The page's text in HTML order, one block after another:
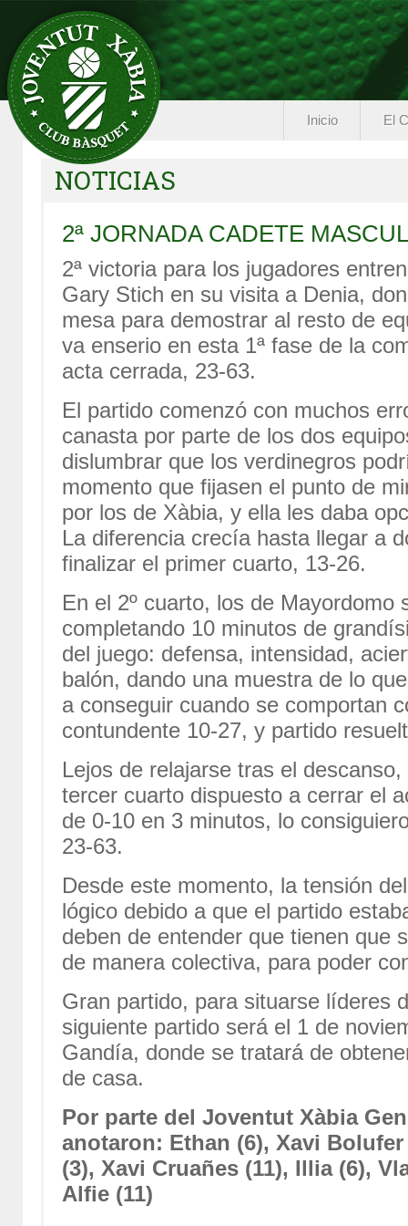
Inicio El
NOTICIAS
2ª JORNADA CADETE
2ª victoria para los jugadores
Gary Stich en su visita a Denia,
mesa para demostrar al resto de
va enserio en esta 1ª fase de la
acta cerrada, 23-63.
El partido comenzó con muchos
canasta por parte de los dos
dislumbrar que los verdinegros
momento que fijasen el punto de
por los de Xàbia, y ella les daba
La diferencia crecía hasta llegar a
finalizar el primer cuarto, 13-26.
En el 2º cuarto, los de Mayordomo
completando 10 minutos de
del juego: defensa, intensidad,
balón, dando una muestra de lo
a conseguir cuando se comportan
contundente 10-27, y partido
Lejos de relajarse tras el
tercer cuarto dispuesto a cerrar el
de 0-10 en 3 minutos, lo
23-63.
Desde este momento, la tensión
lógico debido a que el partido
deben de entender que tienen que
de manera colectiva, para poder
Gran partido, para situarse líderes
siguiente partido será el 1 de
Gandía, donde se tratará de
de casa.
Por parte del Joventut Xàbia
anotaron: Ethan (6), Xavi
(3), Xavi Cruañes (11), Illia (6),
Alfie (11)